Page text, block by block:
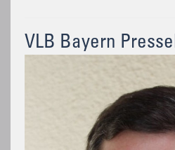
VLB Bayern